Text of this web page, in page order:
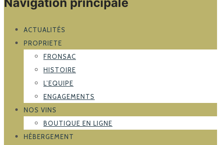
ACTUALITÉS
PROPRIETE
FRONSAC
HISTOIRE
L’EQUIPE
ENGAGEMENTS
NOS VINS
BOUTIQUE EN LIGNE
HÉBERGEMENT